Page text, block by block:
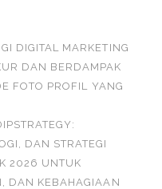
DIGITAL MARKETING
DAN BERDAMPAK
FOTO PROFIL YANG
DAN STRATEGI
2026 UNTUK
DAN KEBAHAGIAAN